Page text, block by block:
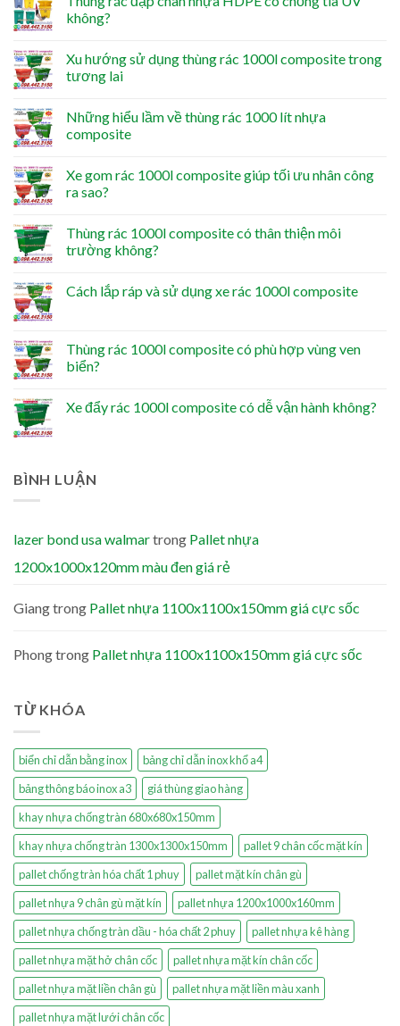
không?
Xu hướng sử dụng thùng rác 1000l composite trong
tương lai
Những hiểu lầm về thùng rác 1000 lít nhựa
composite
Xe gom rác 1000l composite giúp tối ưu nhân công
ra sao?
Thùng rác 1000l composite có thân thiện môi
trường không?
Cách lắp ráp và sử dụng xe rác 1000l composite
Thùng rác 1000l composite có phù hợp vùng ven
biển?
Xe đẩy rác 1000l composite có dễ vận hành không?
BÌNH LUẬN
lazer bond usa walmartrong Pallet nhựa
1200x1000x120mm màu đen giá rẻ
Giangtrong Pallet nhựa 1100x1100x150mm giá cực sốc
Phongtrong Pallet nhựa 1100x1100x150mm giá cực sốc
TỪ KHÓA
biển chỉ dẫn bằng inox
bảng chỉ dẫn inox khổ a4
bảng thông báo inox a3
giá thùng giao hàng
khay nhựa chống tràn 680x680x150mm
khay nhựa chống tràn 1300x1300x150mm
pallet 9 chân cốc mặt kín
pallet chống tràn hóa chất 1 phuy
pallet mặt kín chân gù
pallet nhựa 9 chân gù mặt kín
pallet nhựa 1200x1000x160mm
pallet nhựa chống tràn dầu - hóa chất 2 phuy
pallet nhựa kê hàng
pallet nhựa mặt hở chân cốc
pallet nhựa mặt kín chân cốc
pallet nhựa mặt liền chân gù
pallet nhựa mặt liền màu xanh
pallet nhựa mặt lưới chân cốc